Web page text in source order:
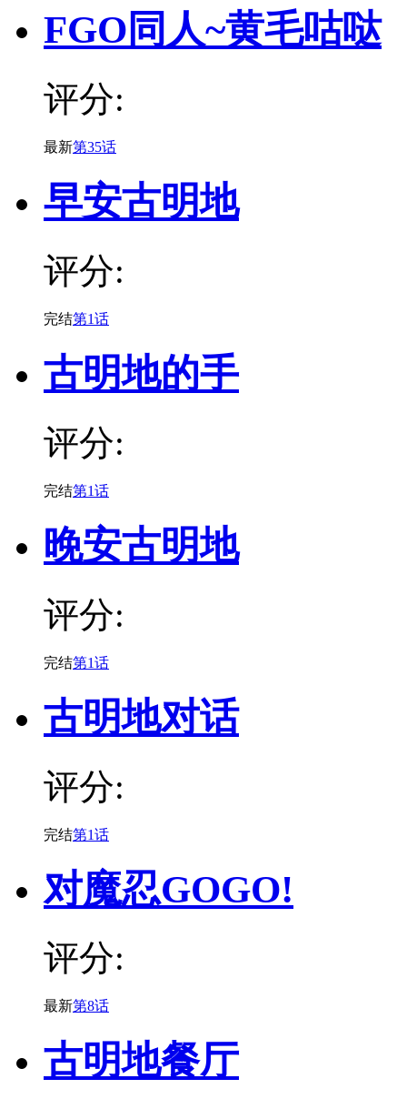
FGO同人~黄毛咕哒
评分:
最新第35话
早安古明地
评分:
完结第1话
古明地的手
评分:
完结第1话
晚安古明地
评分:
完结第1话
古明地对话
评分:
完结第1话
对魔忍GOGO!
评分:
最新第8话
古明地餐厅